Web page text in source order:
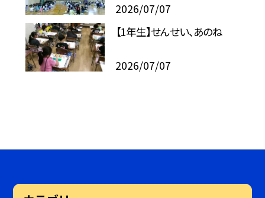
2026/07/07
【1年生】せんせい、あのね
2026/07/07